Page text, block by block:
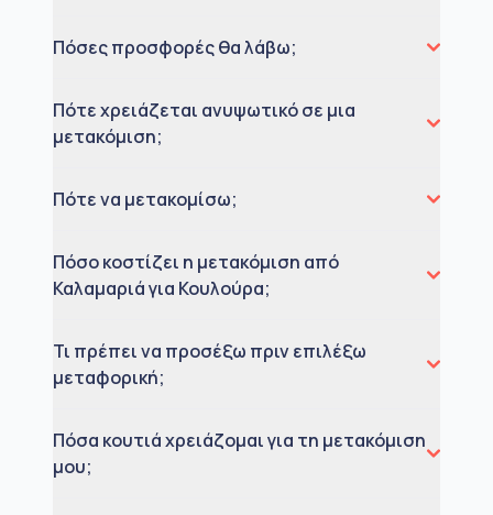
Πόσες προσφορές θα λάβω;
Πότε χρειάζεται ανυψωτικό σε μια
μετακόμιση;
Πότε να μετακομίσω;
Πόσο κοστίζει η μετακόμιση από
Καλαμαριά για Κουλούρα;
Τι πρέπει να προσέξω πριν επιλέξω
μεταφορική;
Πόσα κουτιά χρειάζομαι για τη μετακόμιση
μου;